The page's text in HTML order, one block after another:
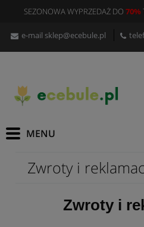
SEZONOWA WYPRZEDAŻ DO 70%
e-mail sklep@ecebule.pl
Zwroty i
Zwroty i